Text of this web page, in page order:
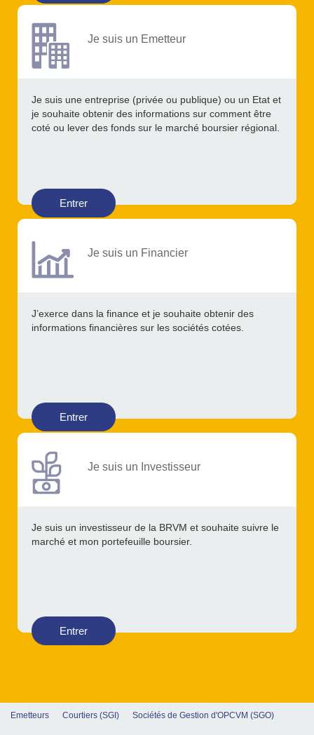
Je suis un Emetteur
Je suis une entreprise (privée ou publique) ou un Etat et
je souhaite obtenir des informations sur comment être
coté ou lever des fonds sur le marché boursier régional.
Entrer
Je suis un Financier
J’exerce dans la finance et je souhaite obtenir des
informations financières sur les sociétés cotées.
Entrer
Je suis un Investisseur
Je suis un investisseur de la BRVM et souhaite suivre le
marché et mon portefeuille boursier.
Entrer
Emetteurs Courtiers (SGI) Sociétés de Gestion d'OPCVM (SGO)